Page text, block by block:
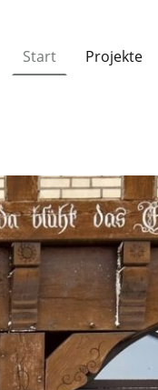
Start Projekte